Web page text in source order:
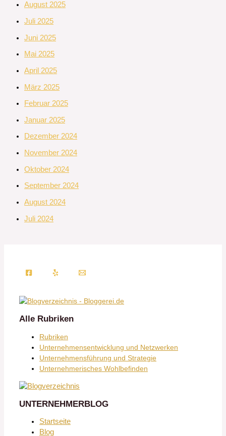
August 2025
Juli 2025
Juni 2025
Mai 2025
April 2025
März 2025
Februar 2025
Januar 2025
Dezember 2024
November 2024
Oktober 2024
September 2024
August 2024
Juli 2024
Alle Rubriken
Rubriken
Unternehmensentwicklung und Netzwerken
Unternehmensführung und Strategie
Unternehmerisches Wohlbefinden
UNTERNEHMERBLOG
Startseite
Blog